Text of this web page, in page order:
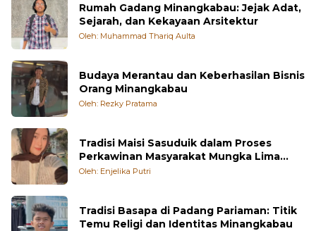
Rumah Gadang Minangkabau: Jejak Adat,
Sejarah, dan Kekayaan Arsitektur
Oleh: Muhammad Thariq Aulta
Budaya Merantau dan Keberhasilan Bisnis
Orang Minangkabau
Oleh: Rezky Pratama
Tradisi Maisi Sasuduik dalam Proses
Perkawinan Masyarakat Mungka Lima
Puluh Kota
Oleh: Enjelika Putri
Tradisi Basapa di Padang Pariaman: Titik
Temu Religi dan Identitas Minangkabau